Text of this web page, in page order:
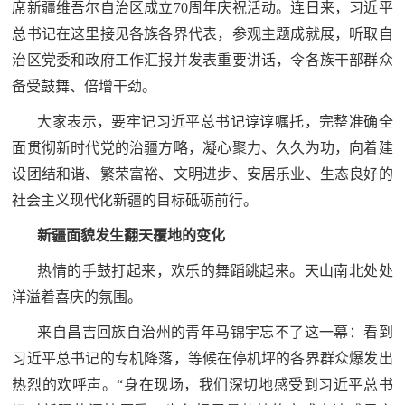
踪
热
追
踪
防
法
规
防
法
国
防
识
国
防
全
席新疆维吾尔自治区成立70周年庆祝活动。连日来，习近平
总书记在这里接见各族各界代表，参观主题成就展，听取自
治区党委和政府工作汇报并发表重要讲话，令各族干部群众
备受鼓舞、倍增干劲。
大家表示，要牢记习近平总书记谆谆嘱托，完整准确全
面贯彻新时代党的治疆方略，凝心聚力、久久为功，向着建
设团结和谐、繁荣富裕、文明进步、安居乐业、生态良好的
社会主义现代化新疆的目标砥砺前行。
新疆面貌发生翻天覆地的变化
热情的手鼓打起来，欢乐的舞蹈跳起来。天山南北处处
洋溢着喜庆的氛围。
来自昌吉回族自治州的青年马锦宇忘不了这一幕：看到
习近平总书记的专机降落，等候在停机坪的各界群众爆发出
热烈的欢呼声。“身在现场，我们深切地感受到习近平总书